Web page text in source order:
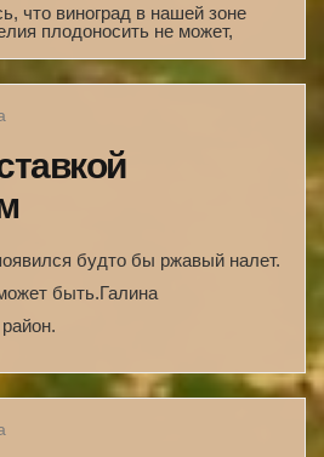
что виноград в нашей зоне
плодоносить не может,
будто бы ржавый налет.
быть.Галина